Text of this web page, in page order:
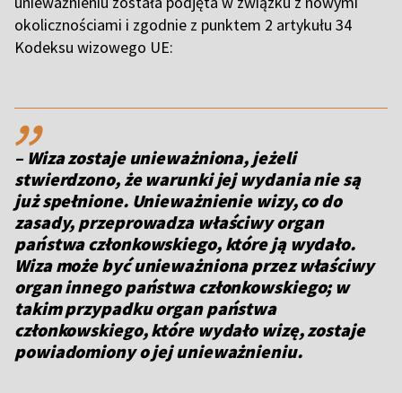
okolicznościami i zgodnie z punktem 2 artykułu 34
Kodeksu wizowego UE:
,,
– Wiza zostaje unieważniona, jeżeli
stwierdzono, że warunki jej wydania nie są
już spełnione. Unieważnienie wizy, co do
zasady, przeprowadza właściwy organ
państwa członkowskiego, które ją wydało.
Wiza może być unieważniona przez właściwy
organ innego państwa członkowskiego; w
takim przypadku organ państwa
członkowskiego, które wydało wizę, zostaje
powiadomiony o jej unieważnieniu.